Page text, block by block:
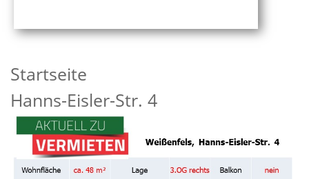
Startseite
Hanns-Eisler-Str. 4